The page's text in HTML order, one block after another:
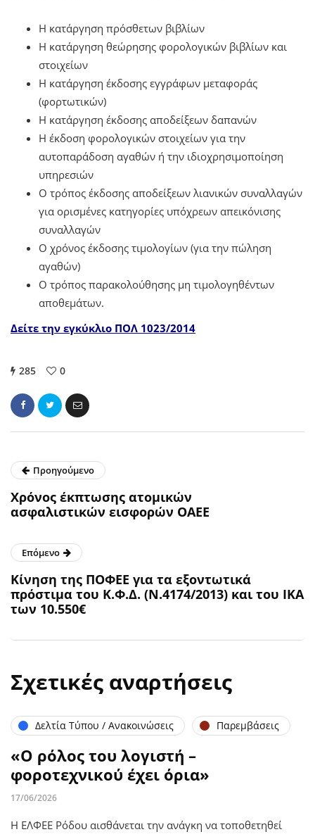
Η κατάργηση πρόσθετων βιβλίων
Η κατάργηση θεώρησης φορολογικών βιβλίων και
στοιχείων
Η κατάργηση έκδοσης εγγράφων μεταφοράς
(φορτωτικών)
Η κατάργηση έκδοσης αποδείξεων δαπανών
Η έκδοση φορολογικών στοιχείων για την
αυτοπαράδοση αγαθών ή την ιδιοχρησιμοποίηση
υπηρεσιών
Ο τρόπος έκδοσης αποδείξεων λιανικών συναλλαγών
για ορισμένες κατηγορίες υπόχρεων απεικόνισης
συναλλαγών
Ο χρόνος έκδοσης τιμολογίων (για την πώληση
αγαθών)
Ο τρόπος παρακολούθησης μη τιμολογηθέντων
αποθεμάτων.
Δείτε την εγκύκλιο ΠΟΛ 1023/2014
285 0
Προηγούμενο
Χρόνος έκπτωσης ατομικών
ασφαλιστικών εισφορών ΟΑΕΕ
Επόμενο
Κίνηση της ΠΟΦΕΕ για τα εξοντωτικά
πρόστιμα του Κ.Φ.Δ. (Ν.4174/2013) και του ΙΚΑ
των 10.550€
Σχετικές αναρτήσεις
Δελτία Τύπου / Ανακοινώσεις Παρεμβάσεις
«Ο ρόλος του λογιστή –
φοροτεχνικού έχει όρια»
17/06/2026
Η ΕΛΦΕΕ Ρόδου αισθάνεται την ανάγκη να τοποθετηθεί